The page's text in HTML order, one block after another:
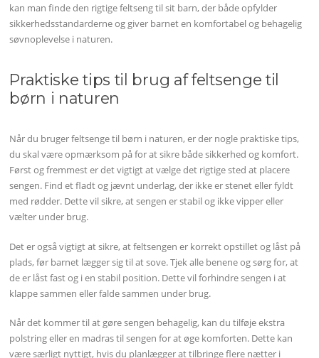
kan man finde den rigtige feltseng til sit barn, der både opfylder
sikkerhedsstandarderne og giver barnet en komfortabel og behagelig
søvnoplevelse i naturen.
Praktiske tips til brug af feltsenge til
børn i naturen
Når du bruger feltsenge til børn i naturen, er der nogle praktiske tips,
du skal være opmærksom på for at sikre både sikkerhed og komfort.
Først og fremmest er det vigtigt at vælge det rigtige sted at placere
sengen. Find et fladt og jævnt underlag, der ikke er stenet eller fyldt
med rødder. Dette vil sikre, at sengen er stabil og ikke vipper eller
vælter under brug.
Det er også vigtigt at sikre, at feltsengen er korrekt opstillet og låst på
plads, før barnet lægger sig til at sove. Tjek alle benene og sørg for, at
de er låst fast og i en stabil position. Dette vil forhindre sengen i at
klappe sammen eller falde sammen under brug.
Når det kommer til at gøre sengen behagelig, kan du tilføje ekstra
polstring eller en madras til sengen for at øge komforten. Dette kan
være særligt nyttigt, hvis du planlægger at tilbringe flere nætter i